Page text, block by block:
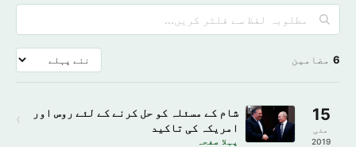
6 مضامین
15
مئی
2019
شام کے مسئلہ کو حل کرنے کے لئے روس اور
امریکہ کی تاکید
پہلا صفحہ
›